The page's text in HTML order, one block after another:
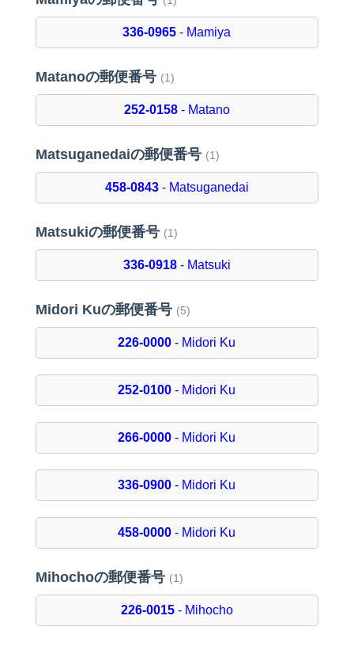
336-0965 - Mamiya
Matanoの郵便番号 (1)
252-0158- Matano
Matsuganedaiの郵便番号 (1)
458-0843- Matsuganedai
Matsukiの郵便番号 (1)
336-0918- Matsuki
Midori Kuの郵便番号 (5)
226-0000 - Midori Ku
252-0100 - Midori Ku
266-0000 - Midori Ku
336-0900 - Midori Ku
458-0000 - Midori Ku
Mihochoの郵便番号 (1)
226-0015- Mihocho